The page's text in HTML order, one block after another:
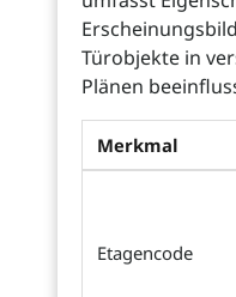
Türobjekte in
Plänen
Merkmal
Etagencode